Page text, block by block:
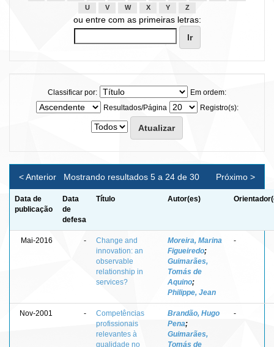
U
V W X Y Z
ou entre com as primeiras letras:
Classificar por:
Em ordem:
Resultados/Página
Registro(s):
Mostrando resultados 5 a 24 de 30
< Anterior Próximo >
Data de
publicação
Data
de
defesa
Título Autor(es)
Mai-2016 -
Change and
innovation: an
observable
relationship in
services?
Moreira, Marina
Figueiredo;
Guimarães,
Tomás de
Aquino;
Philippe, Jean
-
Nov-2001 -
Competências
profissionais
relevantes à
qualidade no
Brandão, Hugo
Pena;
Guimarães,
Tomás de
-